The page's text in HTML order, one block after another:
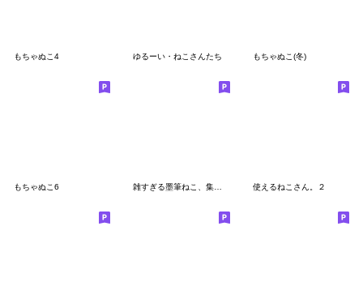
もちゃぬこ4 ゆるーい・ねこさんたち もちゃぬこ(冬)
もちゃぬこ6 使えるねこさん。２